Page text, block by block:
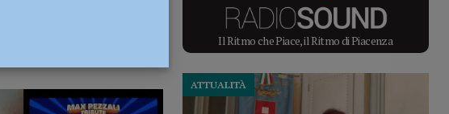
Il Ritmo che Piace, il Ritmo di Piacenza
ATTUALITÀ